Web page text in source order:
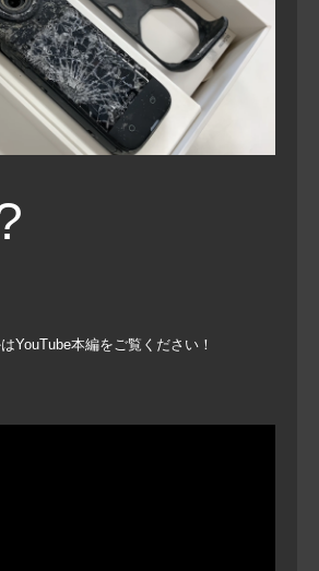
YouTube本編をご覧ください！